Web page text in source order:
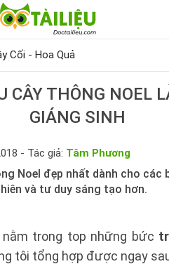
Cối - Hoa Quả
CÂY THÔNG NOEL
GIÁNG SINH
- Tác giả: Tâm Phương
Noel đẹp nhất dành cho các
và tư duy sáng tạo hơn.
trong top những bức
tôi tổng hợp được ngay